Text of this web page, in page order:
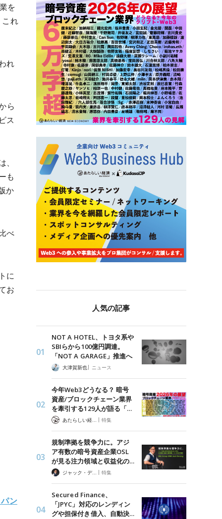
を
これ
れ
ら
ス
も
か
べ
に
お
ン
人気の記事
NOT A HOTEL、トヨタ系や
SBIらから100億円調達。
「NOT A GARAGE」推進へ
大津賀新也| ニュース
今年Web3どうなる？ 暗号
資産/ブロックチェーン業界
を牽引する129人が語る「…
| 特集
規制準拠を競争力に。アジ
ア有数の暗号資産企業OSL
が見る注力領域と収益化の…
ジャック・デロン（Jack Derong） | 特集
Secured Finance、
「JPYC」対応のレンディン
グや担保付き借入、自動決…